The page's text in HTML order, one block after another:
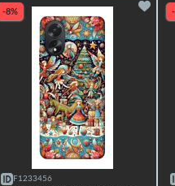
-8%
F1233456